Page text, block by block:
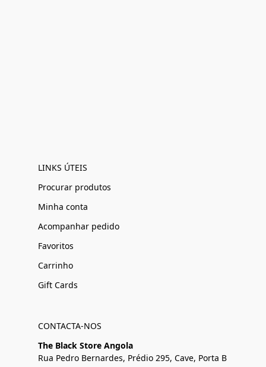
LINKS ÚTEIS
Procurar produtos
Minha conta
Acompanhar pedido
Favoritos
Carrinho
Gift Cards
CONTACTA-NOS
The Black Store Angola
Rua Pedro Bernardes, Prédio 295, Cave, Porta B